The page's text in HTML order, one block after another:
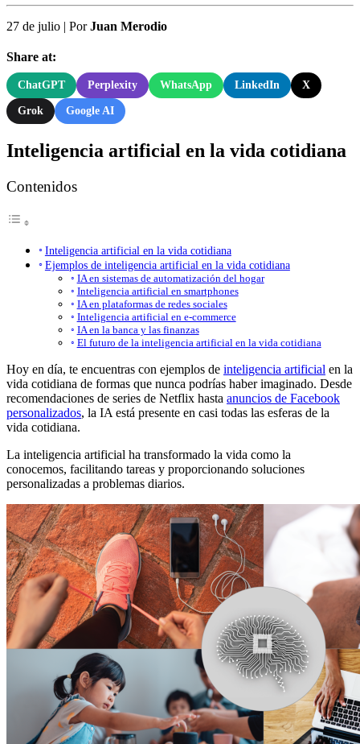
27 de julio | PorJuan Merodio
Share at:
ChatGPT Perplexity WhatsApp LinkedIn X
Grok Google AI
Inteligencia artificial en la vida cotidiana
Contenidos
Inteligencia artificial en la vida cotidiana
Ejemplos de inteligencia artificial en la vida cotidiana
IA en sistemas de automatización del hogar
Inteligencia artificial en smartphones
IA en plataformas de redes sociales
Inteligencia artificial en e-commerce
IA en la banca y las finanzas
El futuro de la inteligencia artificial en la vida cotidiana
Hoy en día, te encuentras con ejemplos de inteligencia artificial en la
vida cotidiana de formas que nunca podrías haber imaginado. Desde
recomendaciones de series de Netflix hasta anuncios de Facebook
personalizados, la IA está presente en casi todas las esferas de la
vida cotidiana.
La inteligencia artificial ha transformado la vida como la
conocemos, facilitando tareas y proporcionando soluciones
personalizadas a problemas diarios.